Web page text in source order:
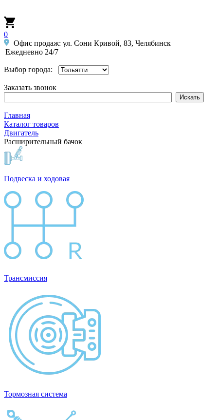
0
Офис продаж: ул. Сони Кривой, 83, Челябинск
Ежедневно 24/7
Выбор города:
Заказать звонок
Главная
Каталог товаров
Двигатель
Расширительный бачок
Подвеска и ходовая
Трансмиссия
Тормозная система